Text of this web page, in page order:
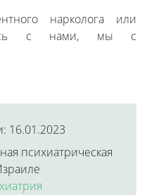
нарколога или
с нами, мы с
16.01.2023
психиатрическая